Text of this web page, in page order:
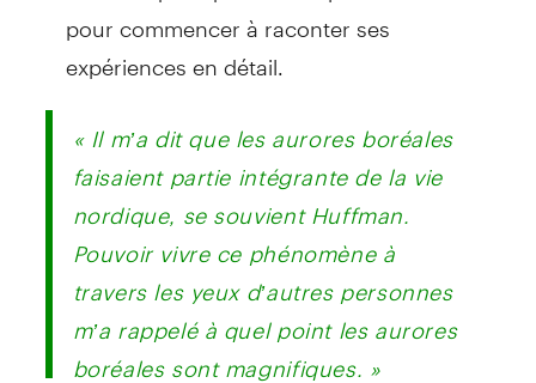
pour commencer à raconter ses
expériences en détail.
« Il m’a dit que les aurores boréales
faisaient partie intégrante de la vie
nordique, se souvient Huffman.
Pouvoir vivre ce phénomène à
travers les yeux d’autres personnes
m’a rappelé à quel point les aurores
boréales sont magnifiques. »